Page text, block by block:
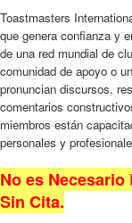
Toastmasters
que genera confianza y
de una red mundial de
comunidad de apoyo o
pronuncian discursos,
comentarios
miembros están
personales y
No es
Sin Cita.